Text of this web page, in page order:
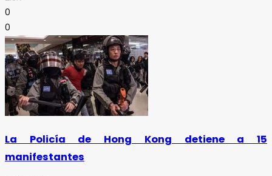
0
0
La Policía de Hong Kong detiene a 15
manifestantes